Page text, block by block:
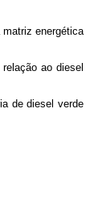
energética
ao diesel
de diesel verde